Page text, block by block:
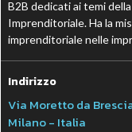
B2B dedicati ai temi
Imprenditoriale. Ha la
imprenditoriale nelle
Indirizzo
Via Moretto da
Milano - Italia